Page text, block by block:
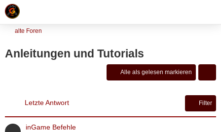
alte Foren
Anleitungen und Tutorials
Alle als gelesen markieren
Letzte Antwort Filter
inGame Befehle